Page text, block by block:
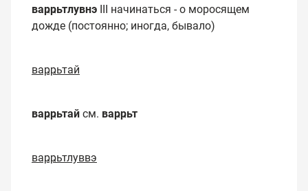
ваҏҏьтлувнэ III начинаться - о моросящем
дожде (постоянно; иногда, бывало)
ваҏҏьтай
ваҏҏьтай см. ваҏҏьт
ваҏҏьтлуввэ